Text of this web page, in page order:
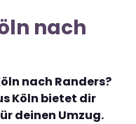
nach
nach Randers?
Köln bietet dir
deinen Umzug.